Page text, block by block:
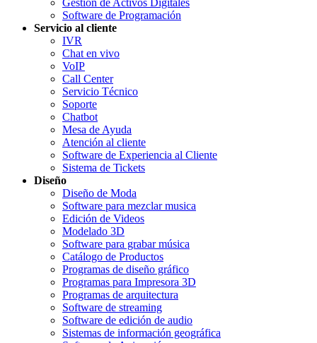
Software de Programación
Servicio al cliente
IVR
Chat en vivo
VoIP
Call Center
Servicio Técnico
Soporte
Chatbot
Mesa de Ayuda
Atención al cliente
Software de Experiencia al Cliente
Sistema de Tickets
Diseño
Diseño de Moda
Software para mezclar musica
Edición de Videos
Modelado 3D
Software para grabar música
Catálogo de Productos
Programas de diseño gráfico
Programas para Impresora 3D
Programas de arquitectura
Software de streaming
Software de edición de audio
Sistemas de información geográfica